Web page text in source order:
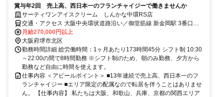
賞与年2回 売上高、西日本一のフランチャイジーで働きませんか
サーティワンアイスクリーム しんかな中環RS店
交通・アクセス 大阪中央環状道路沿い／御堂筋線 新金岡駅 3番口か
ら521m
月給270,000円以上
大阪府堺市北区
勤務時間詳細 総労働時間：1ヶ月あたり173時間45分 シフト制 10:30
～22:00の間で8時間勤務 ※シフト制のため、朝のみ勤務、夕方から
勤務など自由に時間を使えます。
仕事内容 ＜アピールポイント＞ ■13年連続で売上高、西日本一のフ
ランチャイジー ■エリア限定の配属なので転居を伴うことはありませ
ん。 【仕事内容】 私たちは大阪、和歌山、兵庫、京都の関西エリア